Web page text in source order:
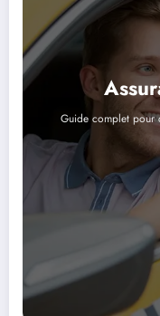
Guide complet pour